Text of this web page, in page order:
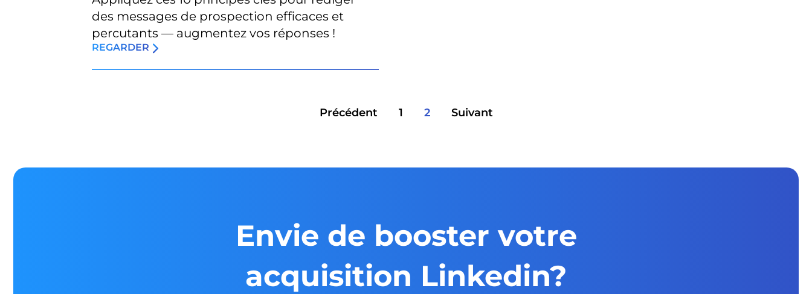
des messages de prospection efficaces et
percutants — augmentez vos réponses !
REGARDER
Précédent 1 2 Suivant
Envie de booster votre
acquisition Linkedin?